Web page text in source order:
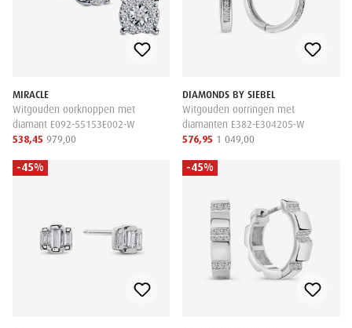
MIRACLE
Witgouden oorknoppen met
diamant E092-55153E002-W
538,45 979,00
DIAMONDS BY SIEBEL
Witgouden oorringen met
diamanten E382-E304205-W
576,95 1 049,00
-45% -45%